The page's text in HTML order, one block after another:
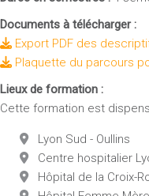
Documents à télécharger :
Export PDF des
Plaquette du parcours
Lieux de formation :
Cette formation est
Lyon Sud - Oullins
Centre hospitalier
Hôpital de la Croix-